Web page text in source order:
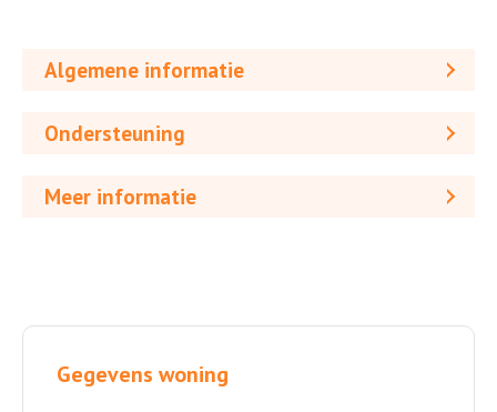
Algemene informatie
Ondersteuning
Meer informatie
Gegevens woning